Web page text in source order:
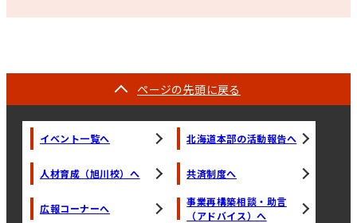
ページの先頭に戻る
イベント一覧へ 北海道本部の活動報告へ
人材育成（旭川校）へ 共済制度へ
広報コーナーへ
事業再構築相談・助言
（アドバイス）へ